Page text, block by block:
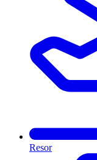
Resor